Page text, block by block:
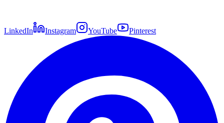
LinkedIn Instagram YouTube Pinterest